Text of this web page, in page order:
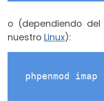
o (dependiendo
nuestro Linux):
phpenmod imap